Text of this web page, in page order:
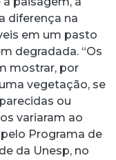
diferença na
em um pasto
degradada. “Os
mostrar, por
vegetação, se
ou
variaram ao
Programa de
da Unesp, no